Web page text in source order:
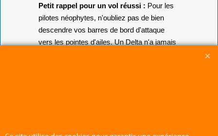
Petit rappel pour un vol réussi : Pour les
pilotes néophytes, n'oubliez pas de bien
descendre vos barres de bord d'attaque
vers les pointes d'ailes. Un Delta n'a jamais